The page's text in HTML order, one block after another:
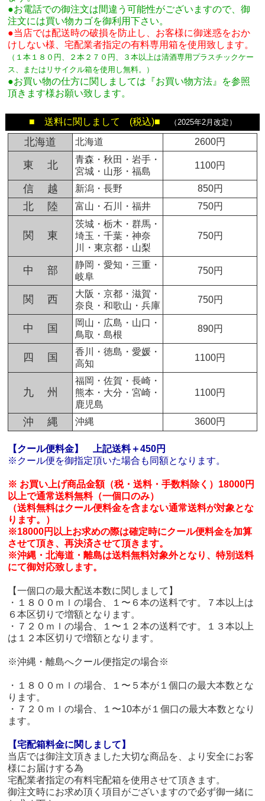
●お電話での御注文は間違う可能性がございますので、御
注文には買い物カゴを御利用下さい。
●当店では配送時の破損を防止し、お客様に御迷惑をおか
けしない様、宅配業者指定の有料専用箱を使用致します。
（１本１８０円、２本２７０円、３本以上は清酒専用プラスチックケー
ス、またはリサイクル箱を使用し無料。
）
●お買い物の仕方に関しましては『お買い物方法』を参照
頂きます様お願い致します。
■ 送料に関しまして (税込)■ （2025年2月改定）
北海道 北海道 2600円
東 北
青森・秋田・岩手・
宮城・山形・福島
1100円
信 越 新潟・長野 850円
北 陸 富山・石川・福井 750円
関 東
茨城・栃木・群馬・
埼玉・千葉・神奈
川・東京都・山梨
750円
中 部
静岡・愛知・三重・
岐阜
750円
関 西
大阪・京都・滋賀・
奈良・和歌山・兵庫
750円
中 国
岡山・広島・山口・
鳥取・島根
890円
四 国
香川・徳島・愛媛・
高知
1100円
九 州
福岡・佐賀・長崎・
熊本・大分・宮崎・
鹿児島
1100円
沖 縄 沖縄 3600円
【クール便料金】
上記送料＋450円
※クール便を御指定頂いた場合も同額となります。
※ お買い上げ商品金額（税・送料・手数料除く）18000円
以上で通常送料無料（一個口のみ）
（送料無料はクール便料金を含まない通常送料が対象とな
ります。）
※18000円以上お求めの際は確定時にクール便料金を加算
させて頂き、再決済させて頂きます。
※沖縄・北海道・離島は送料無料対象外となり、特別送料
にて御対応致します。
【一個口の最大配送本数に関しまして】
・１８００ｍｌの場合、１〜６本の送料です。７本以上は
６本区切りで増額となります。
・７２０ｍｌの場合、１〜１２本の送料です。１３本以上
は１２本区切りで増額となります。
※沖縄・離島へクール便指定の場合※
・１８００ｍｌの場合、１〜５本が１個口の最大本数とな
ります。
・７２０ｍｌの場合、１〜10本が１個口の最大本数となり
ます。
【宅配箱料金に関しまして】
当店では御注文頂きました大切な商品を、より安全にお客
様にお届けする為
宅配業者指定の有料宅配箱を使用させて頂きます。
御注文時にお求め頂く項目がございますので必ず御一緒に